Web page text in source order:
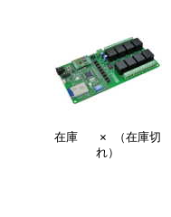
在庫 × （在庫切
れ）